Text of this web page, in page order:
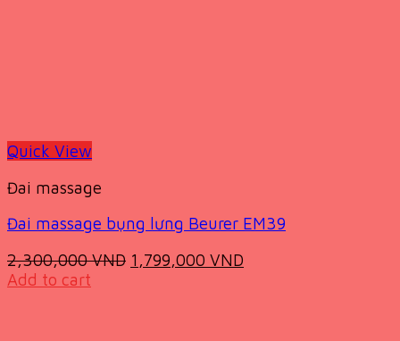
Quick View
Đai massage
Đai massage bụng lưng Beurer EM39
2,300,000VND Original
1,799,000 VND
Add to cart